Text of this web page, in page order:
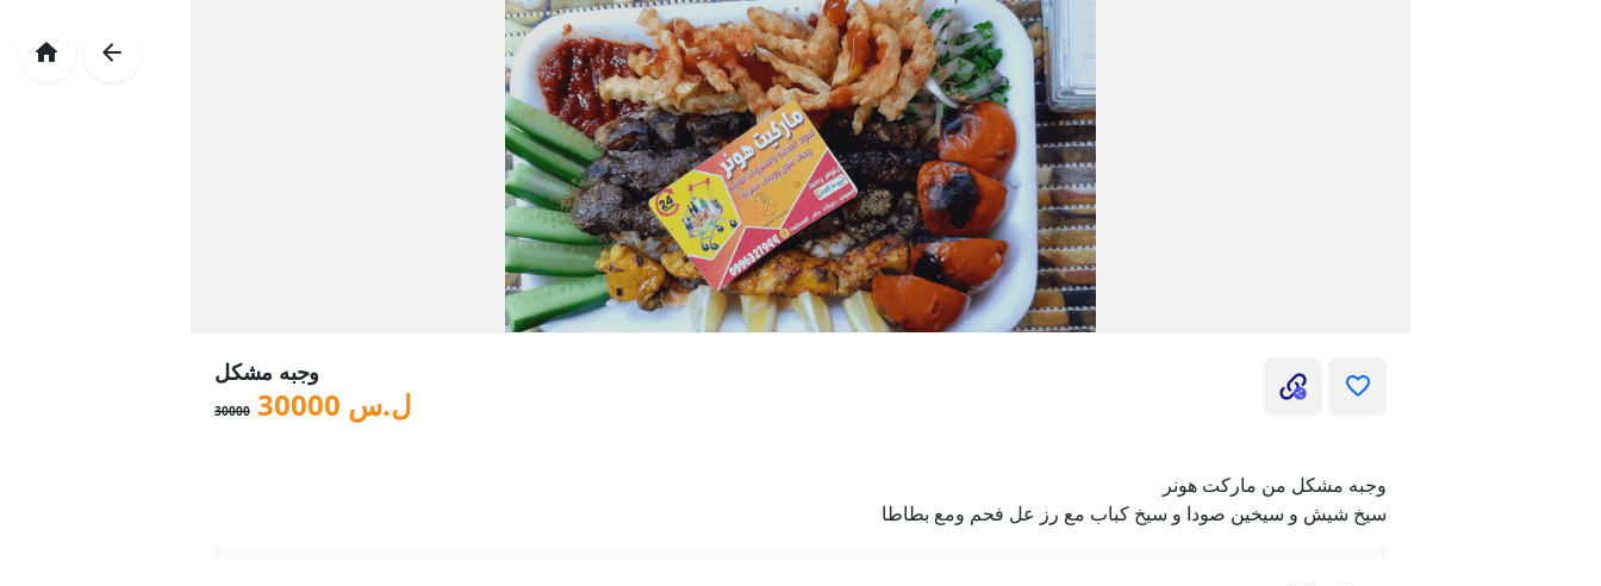
وجبه مشكل
ل.س 30000
30000
وجبه مشكل من ماركت هونر
سيخ شيش و سيخين صودا و سيخ كباب مع رز عل فحم ومع بطاطا